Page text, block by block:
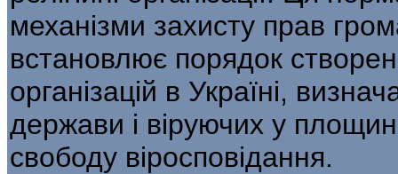
механізми захисту прав
встановлює порядок
організацій в Україні,
держави і віруючих у
свободу віросповідання.